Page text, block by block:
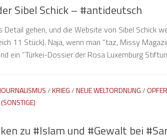
Sibel Schick – #antideutsch
Detail gehen, und die Website von Sibel Schick
11 Stück). Naja, wenn man “taz, Missy
ein “Türkei-Dossier der Rosa Luxemburg
JOURNALISMUS/KRIEG/NEUE WELTORDNUNG/OPFER
zu #Islam und #Gewalt bei